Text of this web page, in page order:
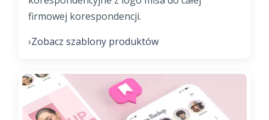
firmowej korespondencji.
›Zobacz szablony produktów